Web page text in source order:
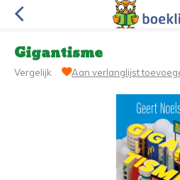
Gigantisme
Vergelijk Aan verlanglijst